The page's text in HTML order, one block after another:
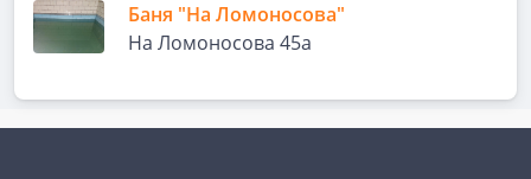
Баня "На Ломоносова"
На Ломоносова 45а